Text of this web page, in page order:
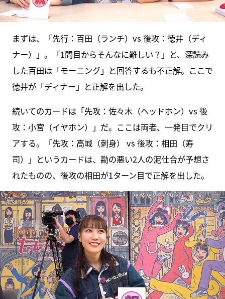
まずは、「先行：百田（ランチ）vs 後攻：徳井（ディ
ナー）」。「1問目からそんなに難しい？」と、深読み
した百田は「モーニング」と回答するも不正解。ここで
徳井が「ディナー」と正解を出した。
続いてのカードは「先攻：佐々木（ヘッドホン）vs 後
攻：小宮（イヤホン）」だ。ここは両者、一発目でクリ
アする。「先攻：高城（刺身） vs 後攻：相田（寿
司）」というカードは、勘の悪い2人の泥仕合が予想さ
れたものの、後攻の相田が1ターン目で正解を出した。